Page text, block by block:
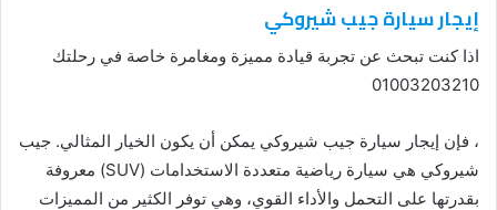
إيجار سيارة جيب شيروكي
اذا كنت تبحث عن تجربة قيادة مميزة ومغامرة خاصة في رحلتك
01003203210
، فإن إيجار سيارة جيب شيروكي يمكن أن يكون الخيار المثالي. جيب
شيروكي هي سيارة رياضية متعددة الاستخدامات (SUV) معروفة
بقدرتها على التحمل والأداء القوي، وهي توفر الكثير من المميزات